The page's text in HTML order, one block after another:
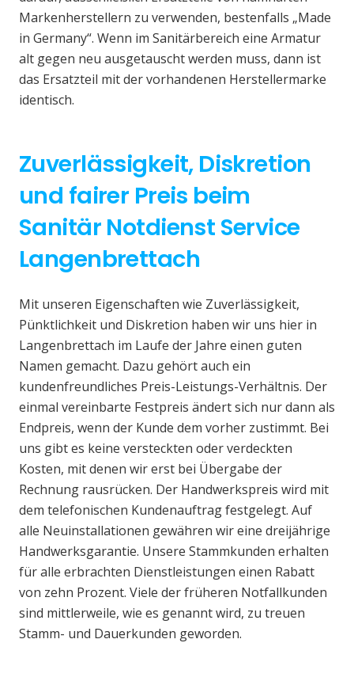
Markenherstellern zu verwenden, bestenfalls „Made
in Germany“. Wenn im Sanitärbereich eine Armatur
alt gegen neu ausgetauscht werden muss, dann ist
das Ersatzteil mit der vorhandenen Herstellermarke
identisch.
Zuverlässigkeit, Diskretion
und fairer Preis beim
Sanitär Notdienst Service
Langenbrettach
Mit unseren Eigenschaften wie Zuverlässigkeit,
Pünktlichkeit und Diskretion haben wir uns hier in
Langenbrettach im Laufe der Jahre einen guten
Namen gemacht. Dazu gehört auch ein
kundenfreundliches Preis-Leistungs-Verhältnis. Der
einmal vereinbarte Festpreis ändert sich nur dann als
Endpreis, wenn der Kunde dem vorher zustimmt. Bei
uns gibt es keine versteckten oder verdeckten
Kosten, mit denen wir erst bei Übergabe der
Rechnung rausrücken. Der Handwerkspreis wird mit
dem telefonischen Kundenauftrag festgelegt. Auf
alle Neuinstallationen gewähren wir eine dreijährige
Handwerksgarantie. Unsere Stammkunden erhalten
für alle erbrachten Dienstleistungen einen Rabatt
von zehn Prozent. Viele der früheren Notfallkunden
sind mittlerweile, wie es genannt wird, zu treuen
Stamm- und Dauerkunden geworden.